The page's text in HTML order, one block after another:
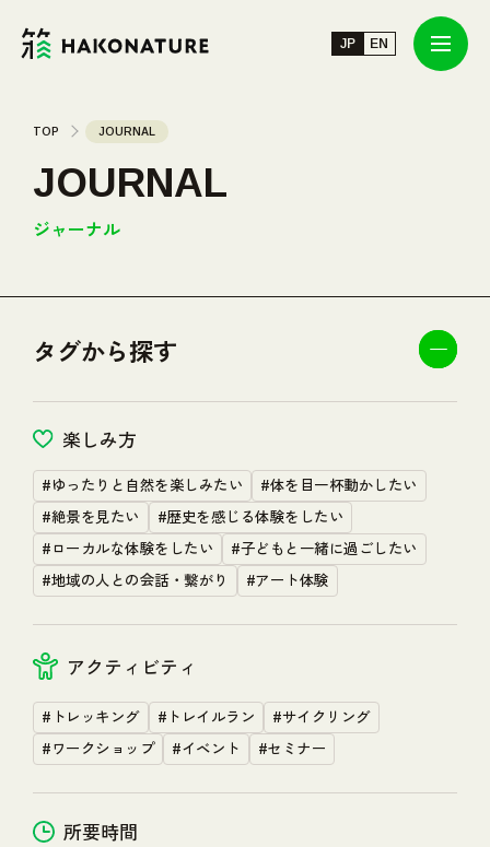
JP EN
JP EN
JOURNAL
TOUR/EVENT
ABOUT
INFORMATION
MEMBERS
NEWS
FAQ & CONTACT 関連リンク
小田急電鉄 HP
Copyright © HAKONATURE All Rights Reserved.
JOURNAL
ジャーナル
TOP JOURNAL
タグから探す
楽しみ方
#ゆったりと自然を楽しみたい
#体を目一杯動かしたい
#絶景を見たい
#歴史を感じる体験をしたい
#ローカルな体験をしたい
#子どもと一緒に過ごしたい
#地域の人との会話・繋がり
#アート体験
アクティビティ
#トレッキング #トレイルラン
#サイクリング
#ワークショップ
#イベント #セミナー
所要時間